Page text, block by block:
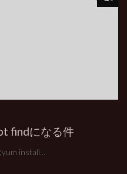
findになる件
install...